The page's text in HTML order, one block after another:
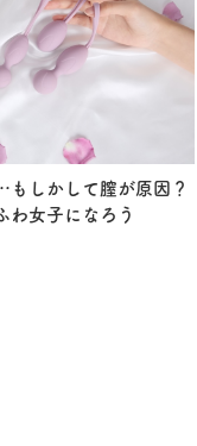
しかして膣が原因？
わ女子になろう